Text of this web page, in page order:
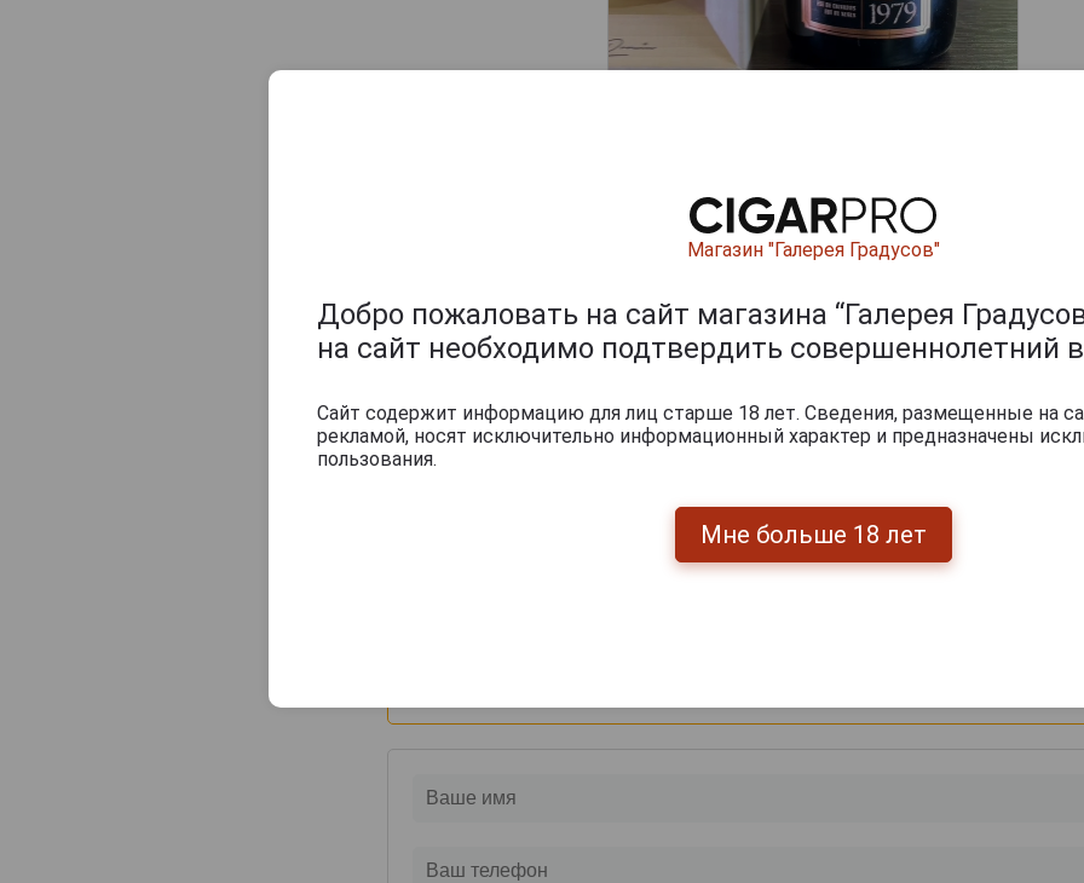
51 069 руб. 118 255 руб.
Магазин "Галерея Градусов"
Добро пожаловать на сайт магазина “Галерея
на сайт необходимо подтвердить совершеннолетний
Сайт содержит информацию для лиц старше 18 лет. Сведения, размещенные на
рекламой, носят исключительно информационный характер и предназначены
пользования.
Мне больше 18 лет